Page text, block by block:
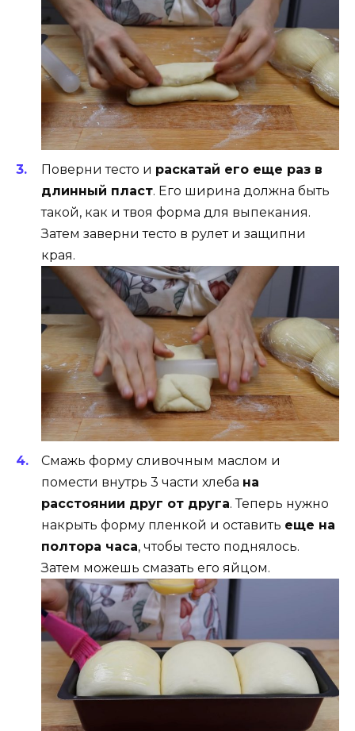
Поверни тесто и раскатай его еще раз в
длинный пласт. Его ширина должна быть
такой, как и твоя форма для выпекания.
Затем заверни тесто в рулет и защипни
края.
Смажь форму сливочным маслом и
помести внутрь 3 части хлеба на
расстоянии друг от друга. Теперь нужно
накрыть форму пленкой и оставить еще на
полтора часа, чтобы тесто поднялось.
Затем можешь смазать его яйцом.